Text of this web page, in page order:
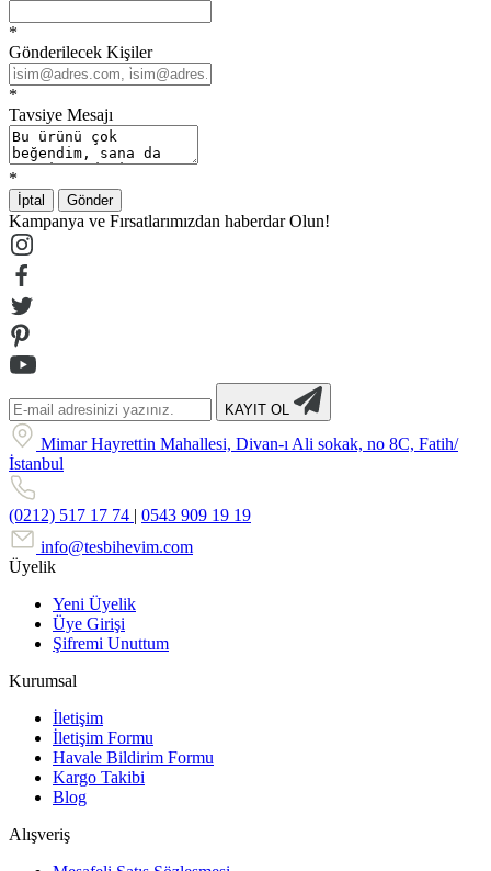
*
Gönderilecek Kişiler
*
Tavsiye Mesajı
*
İptal Gönder
Kampanya ve Fırsatlarımızdan haberdar Olun!
KAYIT OL
Mimar Hayrettin Mahallesi, Divan-ı Ali sokak, no 8C, Fatih/
İstanbul
(0212) 517 17 74 | 0543 909 19 19
info@tesbihevim.com
Üyelik
Yeni Üyelik
Üye Girişi
Şifremi Unuttum
Kurumsal
İletişim
İletişim Formu
Havale Bildirim Formu
Kargo Takibi
Blog
Alışveriş